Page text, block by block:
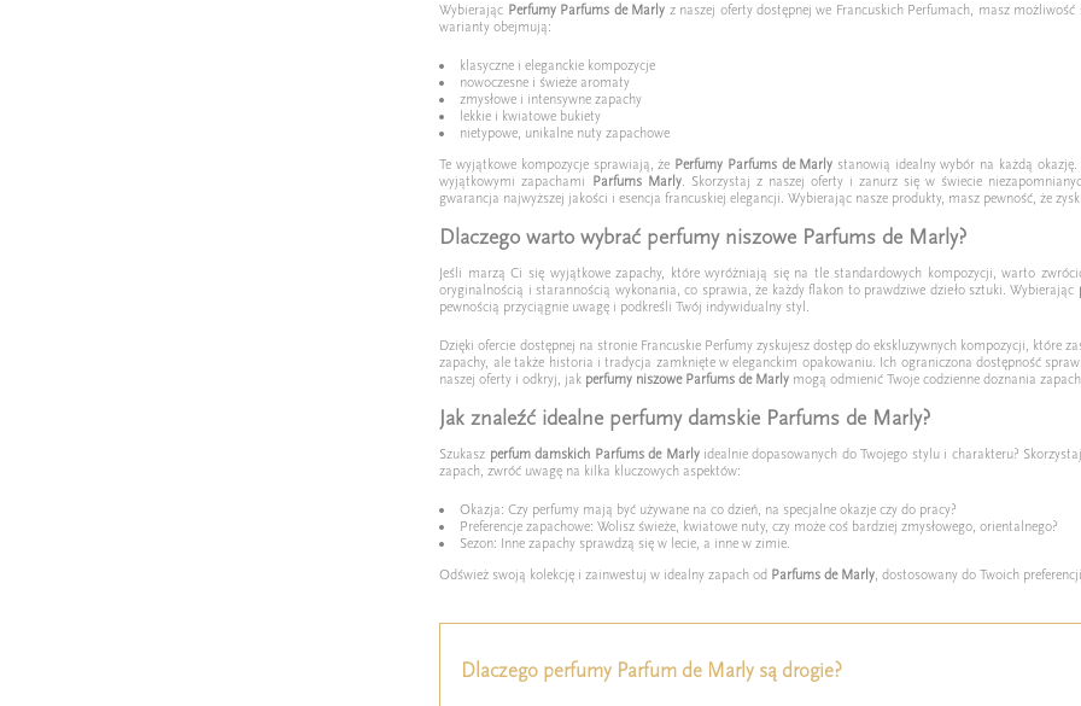
Wybierając Perfumy Parfums de Marly z naszej oferty dostępnej we Francuskich Perfumach, masz
warianty obejmują:
klasyczne i eleganckie kompozycje
nowoczesne i świeże aromaty
zmysłowe i intensywne zapachy
lekkie i kwiatowe bukiety
nietypowe, unikalne nuty zapachowe
Te wyjątkowe kompozycje sprawiają, że Perfumy Parfums de Marly stanowią idealny wybór na każdą
wyjątkowymi zapachami Parfums Marly. Skorzystaj z naszej oferty i zanurz się w świecie
gwarancja najwyższej jakości i esencja francuskiej elegancji. Wybierając nasze produkty, masz pewność, że
Dlaczego warto wybrać perfumy niszowe Parfums de Marly?
Jeśli marzą Ci się wyjątkowe zapachy, które wyróżniają się na tle standardowych kompozycji, warto
oryginalnością i starannością wykonania, co sprawia, że każdy flakon to prawdziwe dzieło sztuki. Wybierając
pewnością przyciągnie uwagę i podkreśli Twój indywidualny styl.
Dzięki ofercie dostępnej na stronie Francuskie Perfumy zyskujesz dostęp do ekskluzywnych kompozycji, które
zapachy, ale także historia i tradycja zamknięte w eleganckim opakowaniu. Ich ograniczona dostępność
naszej oferty i odkryj, jak perfumy niszowe Parfums de Marly mogą odmienić Twoje codzienne doznania
Jak znaleźć idealne perfumy damskie Parfums de Marly?
Szukasz perfum damskich Parfums de Marlyidealnie dopasowanych do Twojego stylu i charakteru?
zapach, zwróć uwagę na kilka kluczowych aspektów:
Okazja: Czy perfumy mają być używane na co dzień, na specjalne okazje czy do pracy?
Preferencje zapachowe: Wolisz świeże, kwiatowe nuty, czy może coś bardziej zmysłowego, orientalnego?
Sezon: Inne zapachy sprawdzą się w lecie, a inne w zimie.
Odśwież swoją kolekcję i zainwestuj w idealny zapach od Parfums de Marly, dostosowany do Twoich
Dlaczego perfumy Parfum de Marly są drogie?